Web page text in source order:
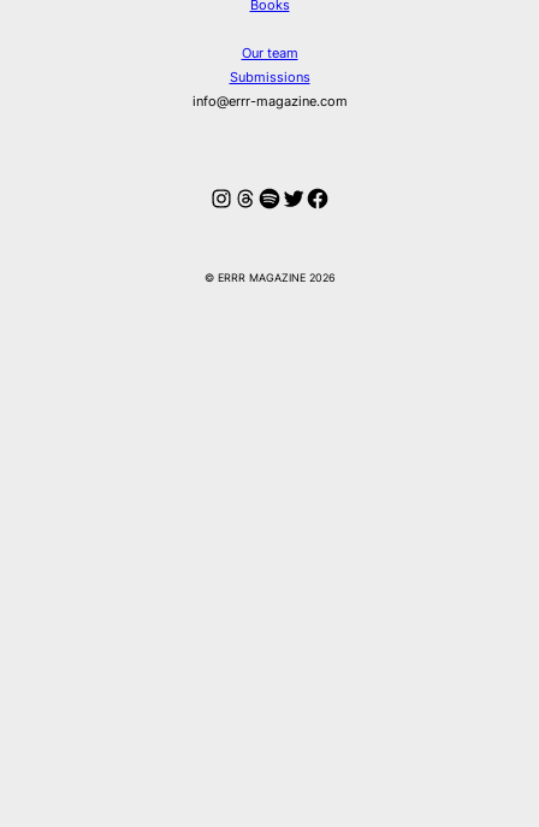
Books
Our team
Submissions
info@errr-magazine.com
Instagram
Threads
Spotify
Twitter
Facebook
© ERRR MAGAZINE 2026